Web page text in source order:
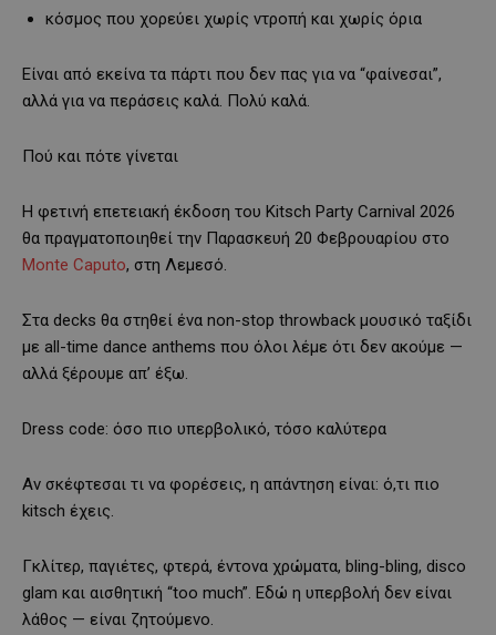
κόσμος που χορεύει χωρίς ντροπή και χωρίς όρια
Είναι από εκείνα τα πάρτι που δεν πας για να “φαίνεσαι”,
αλλά για να περάσεις καλά. Πολύ καλά.
Πού και πότε γίνεται
Η φετινή επετειακή έκδοση του Kitsch Party Carnival 2026
θα πραγματοποιηθεί την Παρασκευή 20 Φεβρουαρίου στο
Monte Caputo, στη Λεμεσό.
Στα decks θα στηθεί ένα non-stop throwback μουσικό ταξίδι
με all-time dance anthems που όλοι λέμε ότι δεν ακούμε —
αλλά ξέρουμε απ’ έξω.
Dress code: όσο πιο υπερβολικό, τόσο καλύτερα
Αν σκέφτεσαι τι να φορέσεις, η απάντηση είναι: ό,τι πιο
kitsch έχεις.
Γκλίτερ, παγιέτες, φτερά, έντονα χρώματα, bling-bling, disco
glam και αισθητική “too much”. Εδώ η υπερβολή δεν είναι
λάθος — είναι ζητούμενο.